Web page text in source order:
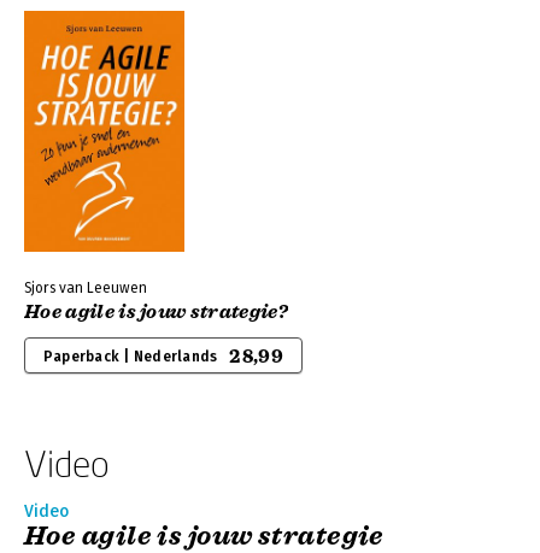
Sjors van Leeuwen
Hoe agile is jouw strategie?
Paperback | Nederlands 28,99
Video
Video
Hoe agile is jouw strategie